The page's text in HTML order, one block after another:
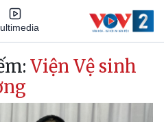
Viện Vệ sinh